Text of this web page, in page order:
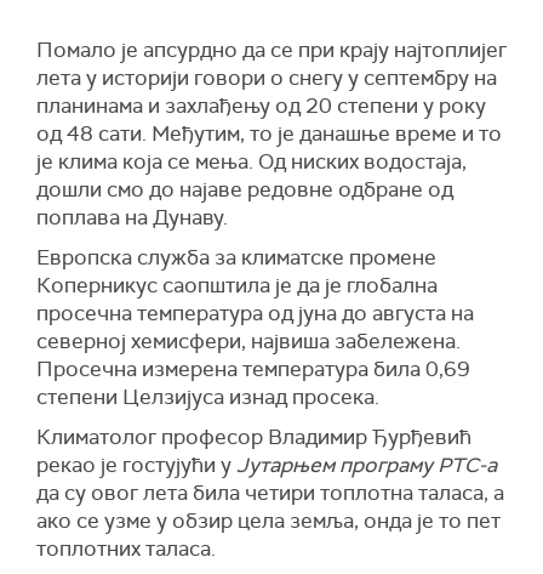
Помало је апсурдно да се при крају најтоплијег
лета у историји говори о снегу у септембру на
планинама и захлађењу од 20 степени у року
од 48 сати. Међутим, то је данашње време и то
је клима која се мења. Од ниских водостаја,
дошли смо до најаве редовне одбране од
поплава на Дунаву.
Европска служба за климатске промене
Коперникус саопштила је да је глобална
просечна температура од јуна до августа на
северној хемисфери, највиша забележена.
Просечна измерена температура била 0,69
степени Целзијуса изнад просека.
Климатолог професор Владимир Ђурђевић
рекао је гостујући у Јутарњем програму РТС-а
да су овог лета била четири топлотна таласа, а
ако се узме у обзир цела земља, онда је то пет
топлотнихталаса.